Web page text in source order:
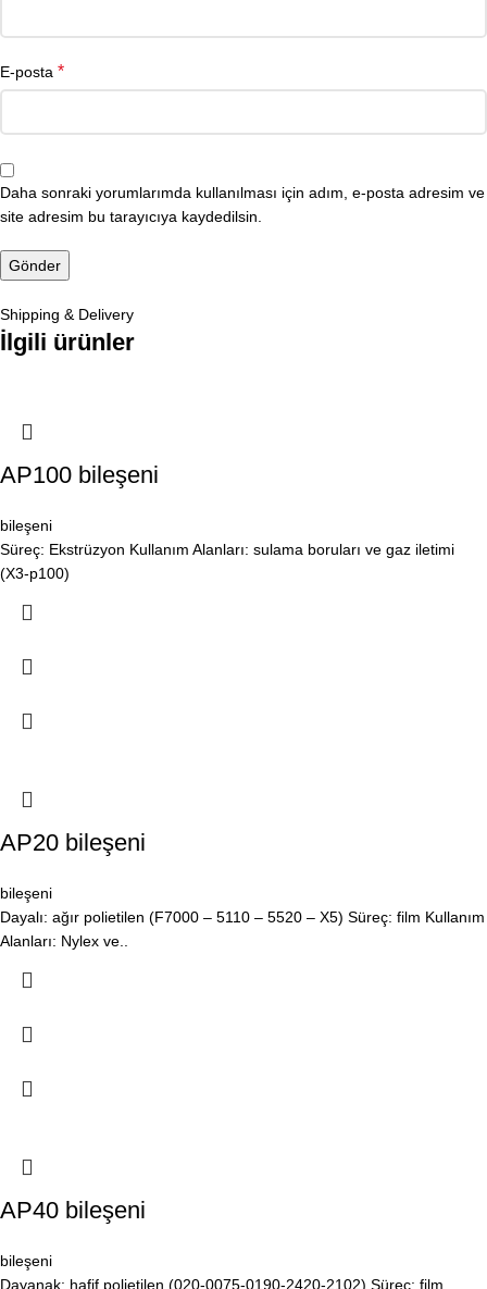
E-posta *
Daha sonraki yorumlarımda kullanılması için adım, e-posta adresim ve
site adresim bu tarayıcıya kaydedilsin.
Shipping & Delivery
İlgili ürünler
AP100 bileşeni
bileşeni
Süreç: Ekstrüzyon Kullanım Alanları: sulama boruları ve gaz iletimi
(X3-p100)
AP20 bileşeni
bileşeni
Dayalı: ağır polietilen (F7000 – 5110 – 5520 – X5) Süreç: film Kullanım
Alanları: Nylex ve..
AP40 bileşeni
bileşeni
Dayanak: hafif polietilen (020-0075-0190-2420-2102) Süreç: film